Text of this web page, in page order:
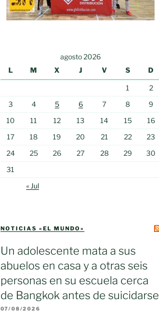
agosto 2026
L
M X J V S D
1
2
3
4 5 6 7 8
9
10
11 12 13 14 15
16
17
18 19 20 21 22
23
24
25 26 27 28 29
30
31
« Jul
NOTICIAS «EL MUNDO»
Un adolescente mata a sus
abuelos en casa y a otras seis
personas en su escuela cerca
de Bangkok antes de suicidarse
07/08/2026